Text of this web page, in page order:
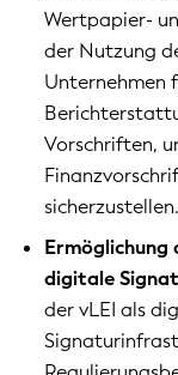
Wertpapier-
der Nutzung
Unternehmen
Vorschriften,
sicherzustellen.
Ermöglichung
digitale
der vLEI als